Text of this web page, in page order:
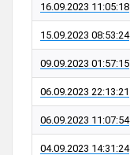
16.09.2023 11:05:18
15.09.2023 08:53:24
09.09.2023 01:57:15
06.09.2023 22:13:21
06.09.2023 11:07:54
04.09.2023 14:31:24